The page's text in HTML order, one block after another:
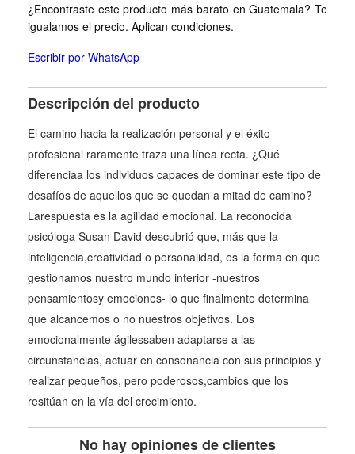
¿Encontraste este producto más barato en Guatemala? Te
igualamos el precio. Aplican condiciones.
Escribir por WhatsApp
Descripción del producto
El camino hacia la realización personal y el éxito
profesional raramente traza una línea recta. ¿Qué
diferenciaa los individuos capaces de dominar este tipo de
desafíos de aquellos que se quedan a mitad de camino?
Larespuesta es la agilidad emocional. La reconocida
psicóloga Susan David descubrió que, más que la
inteligencia,creatividad o personalidad, es la forma en que
gestionamos nuestro mundo interior -nuestros
pensamientosy emociones- lo que finalmente determina
que alcancemos o no nuestros objetivos. Los
emocionalmente ágilessaben adaptarse a las
circunstancias, actuar en consonancia con sus principios y
realizar pequeños, pero poderosos,cambios que los
resitúan en la vía del crecimiento.
No hay opiniones de clientes